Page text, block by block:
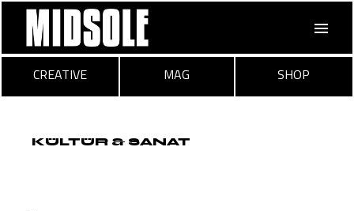
Skip
content
CREATIVE
MAG SHOP
KÜLTÜR & SANAT